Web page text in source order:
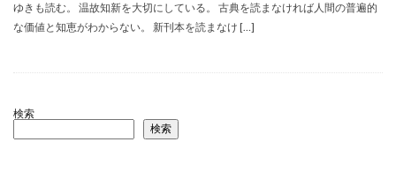
ゆきも読む。 温故知新を大切にしている。 古典を読まなければ人間の普遍的
な価値と知恵がわからない。 新刊本を読まなけ […]
検索
検索